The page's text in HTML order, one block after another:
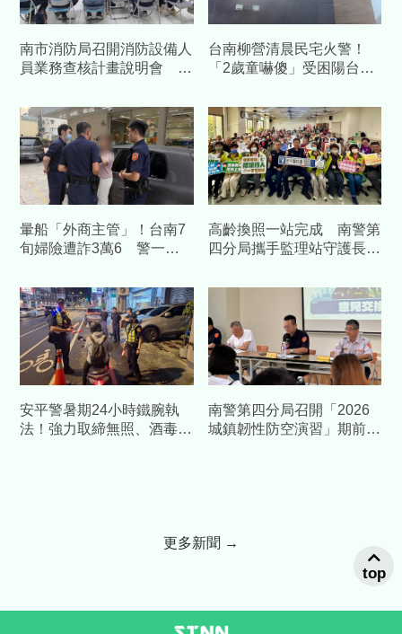
南市消防局召開消防設備人
員業務查核計畫說明會 強
品質
台南柳營清晨民宅火警！
「2歲童嚇傻」受困陽台
暈船「外商主管」！台南7
旬婦險遭詐3萬6 警一通
高齡換照一站完成 南警第
四分局攜手監理站守護長者
安平警暑期24小時鐵腕執
法！強力取締無照、酒毒駕
南警第四分局召開「2026
城鎮韌性防空演習」期前協
更多新聞 →
top